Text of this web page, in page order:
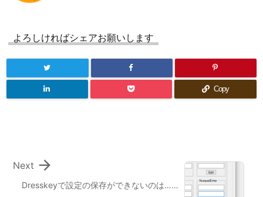
よろしければシェアお願いします
Copy
Dresskeyで設定の保存ができないのは……

Next